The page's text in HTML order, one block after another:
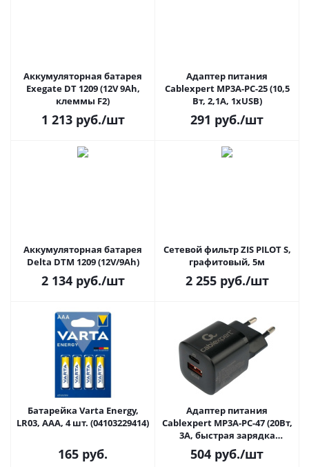
Аккумуляторная батарея
Exegate DT 1209 (12V 9Ah,
клеммы F2)
1 213руб./шт
Адаптер питания
Cablexpert MP3A-PC-25 (10,5
Вт, 2,1A, 1xUSB)
291 руб./шт
Аккумуляторная батарея
Delta DTM 1209 (12V/9Ah)
2 134руб./шт
Сетевой фильтр ZIS PILOT S,
графитовый, 5м
2 255руб./шт
Батарейка Varta Energy,
LR03, AAA, 4 шт. (04103229414)
165 руб.
Адаптер питания
Cablexpert MP3A-PC-47 (20Вт,
3А, быстрая зарядка
QC3.0/PD, 1xUSB, 1хType-C)
504 руб./шт